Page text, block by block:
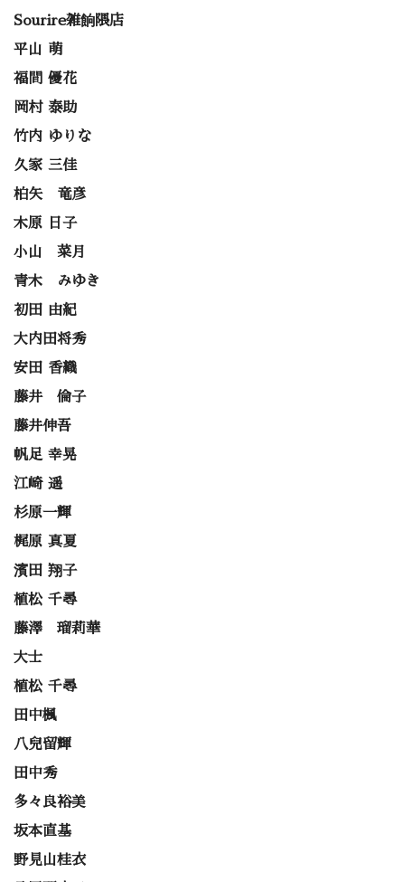
Sourire雑餉隈店
平山 萌
福間 優花
岡村 泰助
竹内 ゆりな
久家 三佳
柏矢 竜彦
木原 日子
小山 菜月
青木 みゆき
初田 由紀
大内田将秀
安田 香織
藤井 倫子
藤井伸吾
帆足 幸晃
江崎 遥
杉原一輝
梶原 真夏
濱田 翔子
植松 千尋
藤澤 瑠莉華
大士
植松 千尋
田中楓
八兒留輝
田中秀
多々良裕美
坂本直基
野見山桂衣